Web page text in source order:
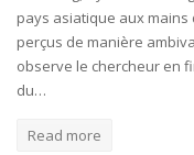
pays asiatique aux
perçus de manière
observe le chercheur en
du…
Read more